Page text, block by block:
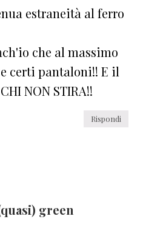
estraneità al ferro
che al massimo
certi pantaloni!! E il
NON STIRA!!
Rispondi
green